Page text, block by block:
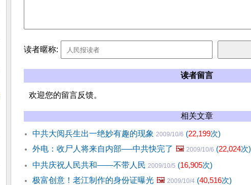
读者暱称:
读者留言
欢迎您的留言反馈。
相关文章
中共大阅兵生出一绝妙有趣的现象 2009/10/6 (22,199次)
外电：收尸人将来自内部──中共快完了 🖼️ 2009/10/6 (22,024次)
中共庆祝人民共和——不带人民 2009/10/5 (16,905次)
极富创意！老江制作的身份证曝光 🖼️ 2009/10/4 (40,516次)